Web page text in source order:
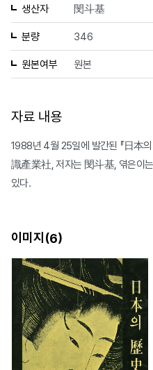
생산자 閔斗基
분량 346
원본여부 원본
자료 내용
1988년 4월 25일에 발간된 『日本
識產業社, 저자는 閔斗基, 엮은이
있다.
이미지(6)